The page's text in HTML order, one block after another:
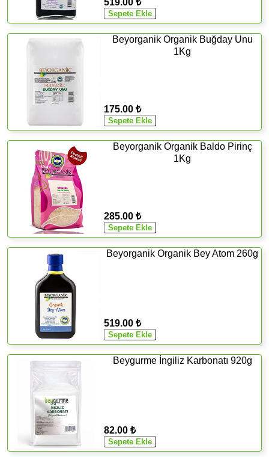
519.00 ₺
Beyorganik Organik Buğday Unu
1Kg
175.00 ₺
Beyorganik Organik Baldo Pirinç
1Kg
285.00 ₺
Beyorganik Organik Bey Atom 260g
519.00 ₺
Beygurme İngiliz Karbonatı 920g
82.00 ₺